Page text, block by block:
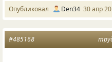
Опубликовал Den34 30 апр
#485168